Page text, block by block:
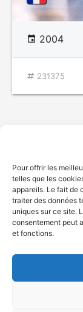
Pour offrir les
telles que les
appareils. Le fait de
traiter des données
uniques sur ce site.
consentement peut
et fonctions.
2004
231375
©